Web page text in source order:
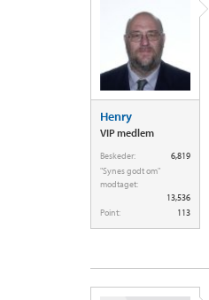
Henry
VIP medlem
Beskeder:
6,819
"Synes godt om"
modtaget:
13,536
Point:
113